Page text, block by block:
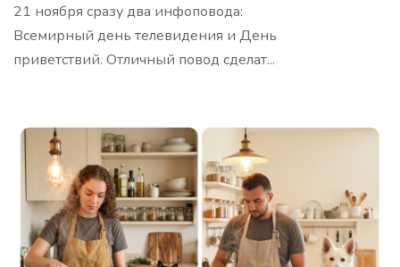
Анализ ниши/трендов
Профессиональный анализ вашей ниши с
выявлением скрытых возможностей и актуальных
трендов. Шаблон проводит комплексное
исследование рынка, конкурентов и аудитории,
предоставляя стратегические инсайты для роста
бизнеса
21 ноября сразу два инфоповода:
Всемирный день телевидения и День
приветствий. Отличный повод сделат...